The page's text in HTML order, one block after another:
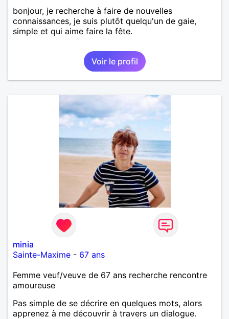
bonjour, je recherche à faire de nouvelles
connaissances, je suis plutôt quelqu'un de gaie,
simple et qui aime faire la fête.
Voir le profil
minia
Sainte-Maxime - 67 ans
Femme veuf/veuve de 67 ans recherche rencontre
amoureuse
Pas simple de se décrire en quelques mots, alors
apprenez à me découvrir à travers un dialogue.